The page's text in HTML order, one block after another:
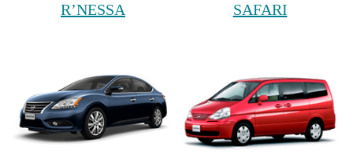
R’NESSA SAFARI